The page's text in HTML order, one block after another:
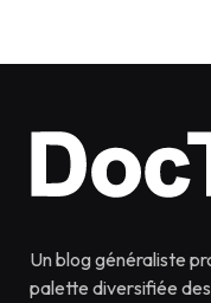
Un blog généraliste
palette diversifiée